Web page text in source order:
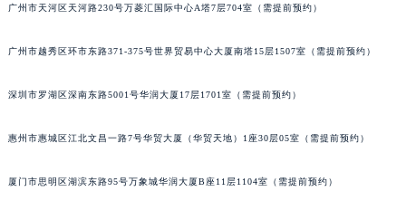
广州市天河区天河路230号万菱汇国际中心A塔7层704室（需提前预约）
广州市越秀区环市东路371-375号世界贸易中心大厦南塔15层1507室（需提前预约）
深圳市罗湖区深南东路5001号华润大厦17层1701室（需提前预约）
惠州市惠城区江北文昌一路7号华贸大厦（华贸天地）1座30层05室（需提前预约）
厦门市思明区湖滨东路95号万象城华润大厦B座11层1104室（需提前预约）